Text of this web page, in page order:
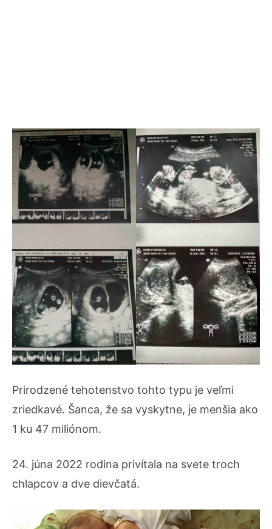
Prirodzené tehotenstvo tohto typu je veľmi
zriedkavé. Šanca, že sa vyskytne, je menšia ako
1 ku 47 miliónom.
24. júna 2022 rodina privítala na svete troch
chlapcov a dve dievčatá.